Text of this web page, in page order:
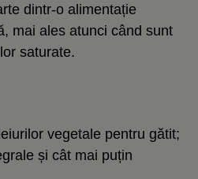
dintr-o alimentație
mai ales atunci când sunt
saturate.
vegetale pentru gătit;
și cât mai puțin